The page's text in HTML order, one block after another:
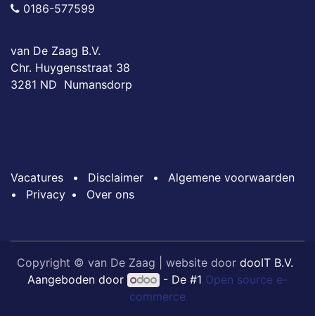
0186-577599
van De Zaag B.V.
Chr. Huygensstraat 38
3281 ND Numansdorp
Vacatures • Disclaimer •
Algemene voorwaarden
•
Privacy • Over ons
Copyright © van De Zaag | website door dooIT B.V.
Aangeboden door
- De #1 Open source e-
commerce